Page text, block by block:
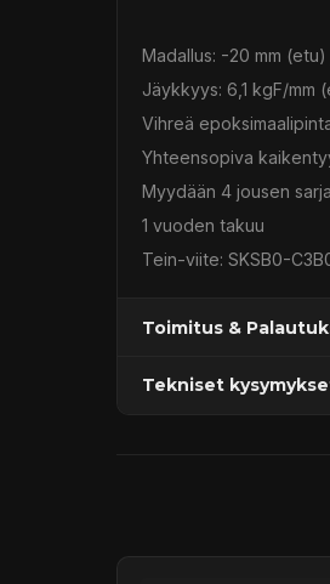
Madallus: -20 mm (etu)
Jäykkyys: 6,1 kgF/mm
Vihreä
Yhteensopiva
Myydään 4 jousen
1 vuoden takuu
Tein-viite: SKSB0-
Toimitus &
Tekniset